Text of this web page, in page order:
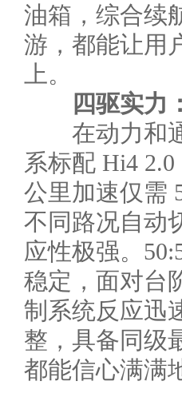
油箱，综合续
游，都能让用
上。
四驱实力
在动力和通
系标配 Hi4
公里加速仅需
不同路况自动
应性极强。
稳定，面对台
制系统反应迅
整，具备同级
都能信心满满